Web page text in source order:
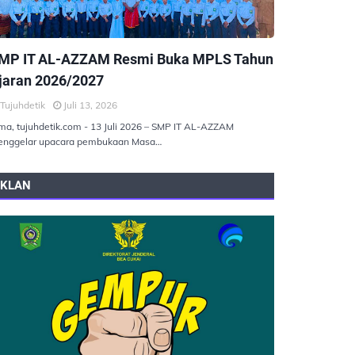
IT AL-AZZAM Resmi Buka MPLS Tahun
2026/2027
Tujuhdetik
Juli 13, 2026
tujuhdetik.com - 13 Juli 2026 – SMP IT AL-AZZAM
upacara pembukaan Masa…